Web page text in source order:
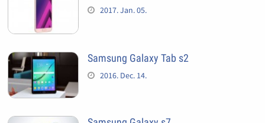
2017. Jan. 05.
Samsung Galaxy Tab s2
2016. Dec. 14.